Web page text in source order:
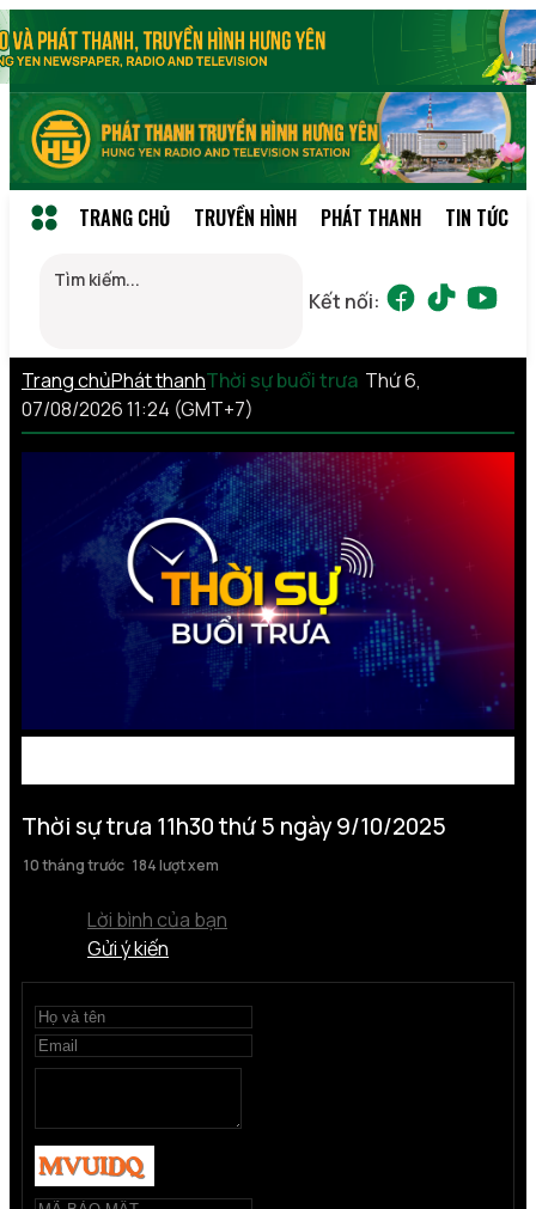
TRANG CHỦ TRUYỀN HÌNH PHÁT THANH TIN TỨC
Kết nối:
Trang chủPhát thanhThời sự buổi trưa Thứ 6,
07/08/2026 11:24 (GMT+7)
Thời sự trưa 11h30 thứ 5 ngày 9/10/2025
10 tháng trước 184 lượt xem
Lời bình của bạn
Gửi ý kiến